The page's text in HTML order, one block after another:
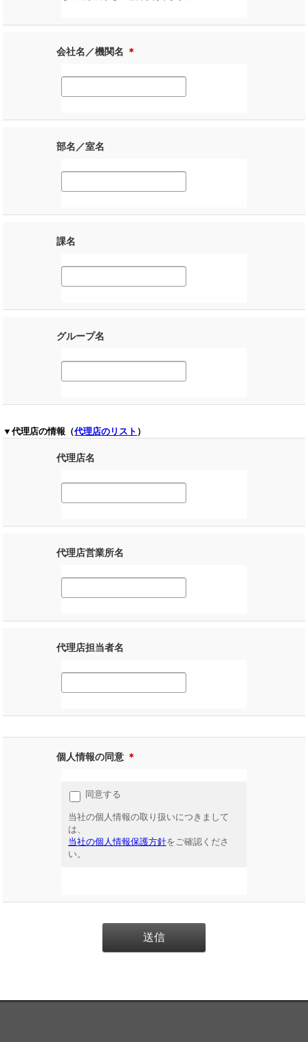
会社名／機関名 ＊
部名／室名
課名
グループ名
▼代理店の情報（代理店のリスト ）
代理店名
代理店営業所名
代理店担当者名
個人情報の同意 ＊
同意する
当社の個人情報の取り扱いにつきまして
は、
当社の個人情報保護方針をご確認くださ
い。